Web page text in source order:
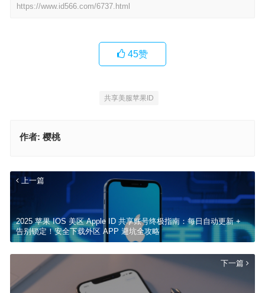
https://www.id566.com/6737.html
45赞
共享美服苹果ID
作者: 樱桃
上一篇
2025 苹果 IOS 美区 Apple ID 共享账号终极指南：每日自动更新 +
告别锁定！安全下载外区 APP 避坑全攻略
下一篇